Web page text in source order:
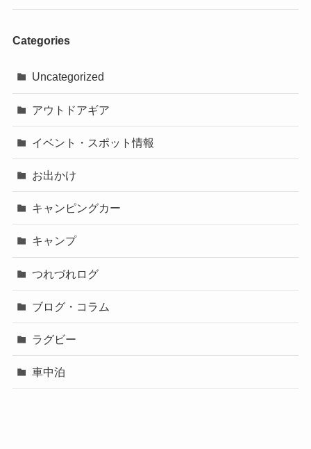
Categories
Uncategorized
アウトドアギア
イベント・スポット情報
お出かけ
キャンピングカー
キャンプ
つれづれログ
ブログ・コラム
ラグビー
車中泊